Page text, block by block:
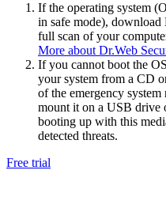
If the operating system
in safe mode), download
full scan of your
More about Dr.Web
If you cannot boot the
your system from a CD
of the emergency system
mount it on a USB
booting up with this
detected threats.
Free trial